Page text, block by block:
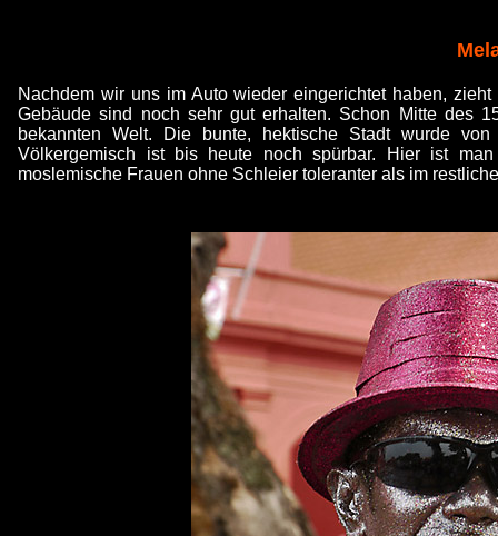
Nachdem wir uns im Auto wieder eingerichtet haben,
Gebäude sind noch sehr gut erhalten. Schon Mitte des
bekannten Welt. Die bunte, hektische Stadt wurde
Völkergemisch ist bis heute noch spürbar. Hier ist
moslemische Frauen ohne Schleier toleranter als im